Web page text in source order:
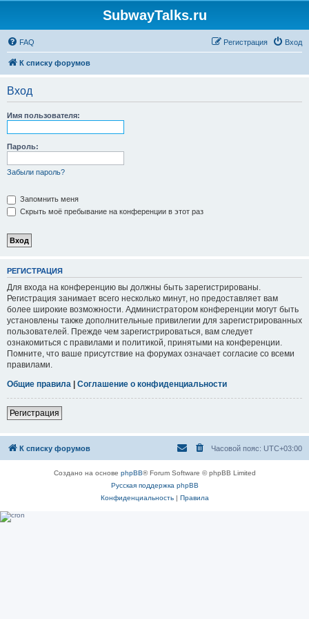
SubwayTalks.ru
FAQ Вход
Регистрация
К списку форумов
Вход
Имя пользователя:
Пароль:
Забыли пароль?
Запомнить меня
Скрыть моё пребывание на конференции в этот раз
РЕГИСТРАЦИЯ
Для входа на конференцию вы должны быть зарегистрированы.
Регистрация занимает всего несколько минут, но предоставляет вам
более широкие возможности. Администратором конференции могут быть
установлены также дополнительные привилегии для зарегистрированных
пользователей. Прежде чем зарегистрироваться, вам следует
ознакомиться с правилами и политикой, принятыми на конференции.
Помните, что ваше присутствие на форумах означает согласие со всеми
правилами.
Общие правила | Соглашение о конфиденциальности
Регистрация
К списку форумов Часовой пояс: UTC+03:00
Создано на основе phpBB® Forum Software © phpBB Limited
Русская поддержка phpBB
Конфиденциальность| Правила